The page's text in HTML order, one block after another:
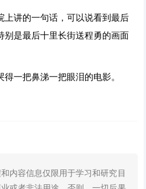
讲的一句话，可以说看到最后
别是最后十里长街送程勇的画面
一把鼻涕一把眼泪的电影。
内容信息仅限用于学习和研究目